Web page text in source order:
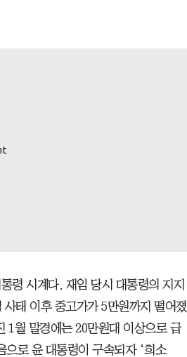
령 시계다. 재임 당시 대통령의 지지
태 이후 중고가가 5만원까지 떨어졌
1월 말경에는 20만원대 이상으로 급
로 윤 대통령이 구속되자 ‘희소